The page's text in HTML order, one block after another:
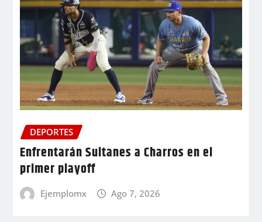
DEPORTES
Enfrentarán Sultanes a Charros en el
primer playoff
Ejemplomx Ago 7, 2026